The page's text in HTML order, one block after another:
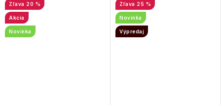
20 %
Akcia
Novinka
25 %
Novinka
Výpredaj